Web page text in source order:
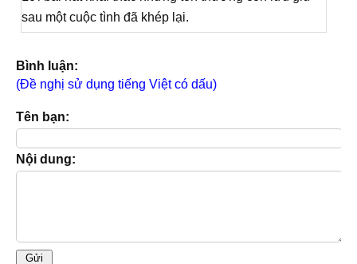
sau một cuộc tình đã khép lại.
Bình luận:
(Đề nghị sử dụng tiếng Việt có dấu)
Tên bạn:
Nội dung: